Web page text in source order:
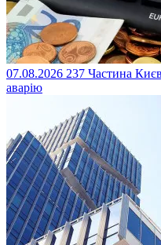
07.08.2026 237 Частина
аварію